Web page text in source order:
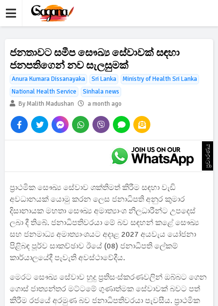
ජනතාවට සමීප සෞඛ්‍ය සේවාවක් සඳහා
ජනපතිගෙන් නව සැලසුමක්
Anura Kumara Dissanayaka Sri Lanka
Ministry of Health Sri Lanka
National Health Service
Sinhala news
By Malith Madushan
a month ago
ප්‍රචාරණය
ප්‍රාථමික සෞඛ්‍ය සේවාව ශක්තිමත් කිරීම සඳහා වැඩි
අවධානයක් යොමු කරන ලෙස ජනාධිපති අනුර කුමාර
දිසානායක මහතා සෞඛ්‍ය අමාත්‍යාංශ නිලධාරීන්ට උපදෙස්
ලබා දී තිබේ. ජනාධිපතිවරයා මේ බව සඳහන් කළේ සෞඛ්‍ය
සහ ජනමාධ්‍ය අමාත්‍යාංශයට අදාළ 2027 අයවැය යෝජනා
පිළිබඳ පූර්ව සාකච්ඡාව ඊයේ (08) ජනාධිපති ලේකම්
කාර්යාලයේදී පැවැති අවස්ථාවේදීය.
මෙරට සෞඛ්‍ය සේවාව හුදු ප්‍රතිසංස්කරණවලින් ඔබ්බට ගෙන
ගොස් ජාත්‍යන්තර මට්ටමේ ගුණාත්මක සේවාවක් බවට පත්
කිරීම රජයේ අරමුණ බව ජනාධිපතිවරයා පැවසීය. ප්‍රාථමික